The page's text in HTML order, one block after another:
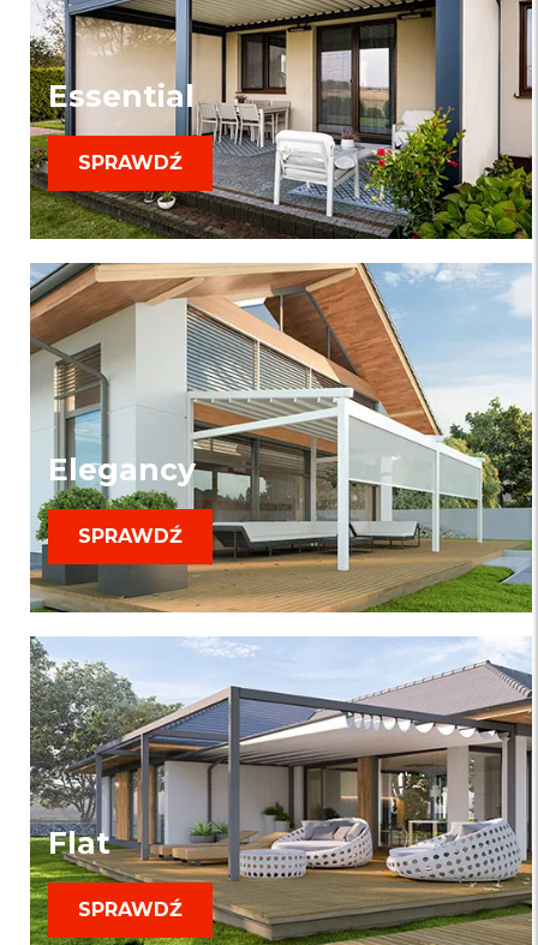
Essential
SPRAWDŹ
Elegancy
SPRAWDŹ
Flat
SPRAWDŹ